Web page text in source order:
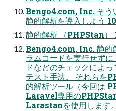
Bengo4.com, Inc. そう
静的解析を導入しよう 10
静的解析 （PHPStan）
Bengo4.com, Inc. 静的
ラムコードを実行せず
ドなどのチェックによ
テスト手法。 それらを
的解析ツール（今回は
Laravel専用の
Larastanを使用します